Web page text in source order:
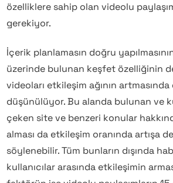
özelliklere sahip olan videolu
gerekiyor.
İçerik planlamasın doğru
üzerinde bulunan keşfet özelliğinin
videoları etkileşim ağının
düşünülüyor. Bu alanda bulunan ve
çeken site ve benzeri konular
alması da etkileşim oranında artışa
söylenebilir. Tüm bunların dışında
kullanıcılar arasında etkileşimin